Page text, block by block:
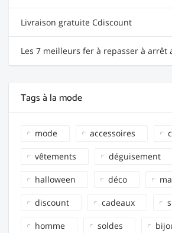
Livraison gratuite Cdiscount
Les 7 meilleurs fer à repasser à arrêt
Tags à la mode
mode accessoires
vêtements déguisement
halloween déco
discount cadeaux
homme soldes